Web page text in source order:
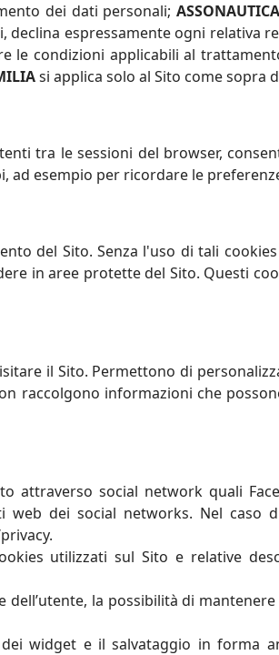
dei dati personali;
espressamente ogni relativa
le condizioni applicabili al
si applica solo al Sito come sopra
tra le sessioni del browser,
esempio per ricordare le
del Sito. Senza l'uso di tali
in aree protette del Sito. Questi
il Sito. Permettono di
raccolgono informazioni che
attraverso social network quali
dei social networks. Nel caso
utilizzati sul Sito e relative
dell’utente, la possibilità di
widget e il salvataggio in forma